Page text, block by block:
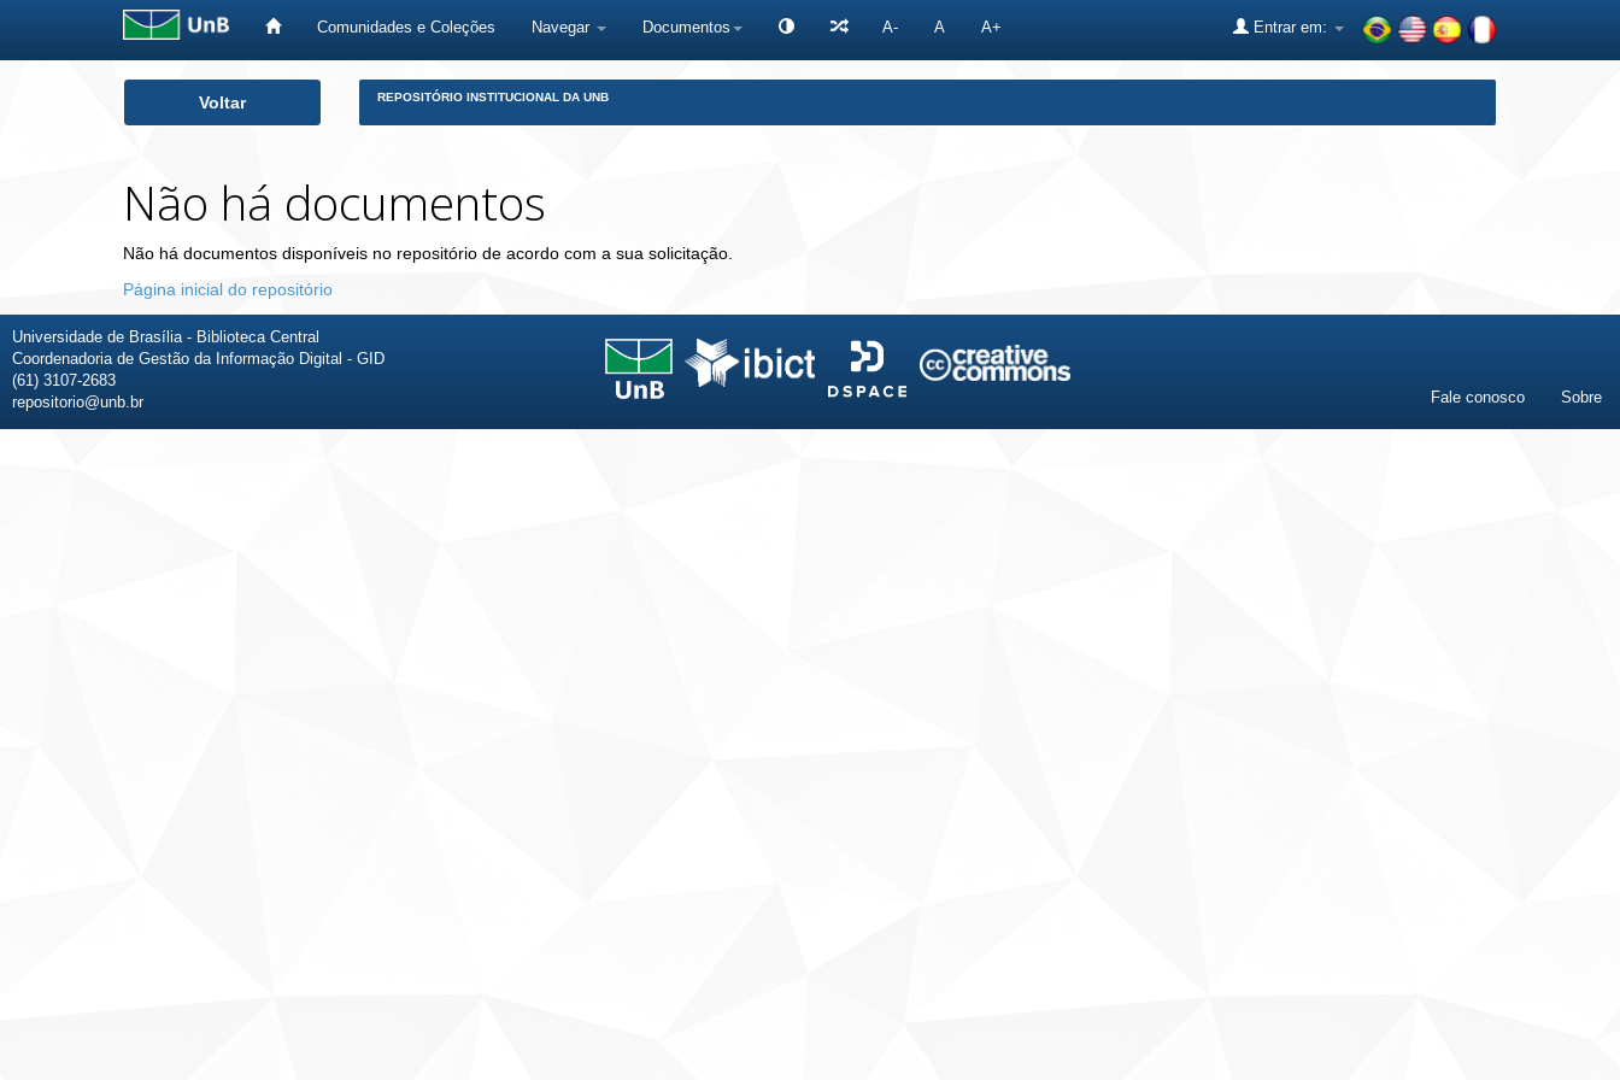
Comunidades e Coleções Navegar Documentos A- A A+ Entrar em:
Voltar REPOSITÓRIO INSTITUCIONAL DA UNB
Não há documentos
Não há documentos disponíveis no repositório de acordo com a sua solicitação.
Página inicial do repositório
Universidade de Brasília - Biblioteca Central
Coordenadoria de Gestão da Informação Digital - GID
(61) 3107-2683
repositorio@unb.br
Fale conosco Sobre